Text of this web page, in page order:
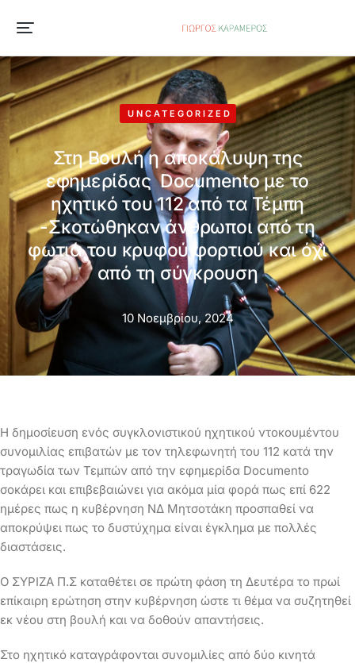
UNCATEGORIZED
Στη Βουλή η αποκάλυψη της
εφημερίδας Documento με το
ηχητικό του 112 από τα Τέμπη
-Σκοτώθηκαν άνθρωποι από τη
φωτιά του κρυφού φορτιού και όχι
από τη σύγκρουση
10 Νοεμβρίου, 2024
Η δημοσίευση ενός συγκλονιστικού ηχητικού ντοκουμέντου
συνομιλίας επιβατών με τον τηλεφωνητή του 112 κατά την
τραγωδία των Τεμπών από την εφημερίδα Documento
σοκάρει και επιβεβαιώνει για ακόμα μία φορά πως επί 622
ημέρες πως η κυβέρνηση ΝΔ Μητσοτάκη προσπαθεί να
αποκρύψει πως το δυστύχημα είναι έγκλημα με πολλές
διαστάσεις.
Ο ΣΥΡΙΖΑ Π.Σ καταθέτει σε πρώτη φάση τη Δευτέρα το πρωί
επίκαιρη ερώτηση στην κυβέρνηση ώστε τι θέμα να συζητηθεί
εκ νέου στη βουλή και να δοθούν απαντήσεις.
Στο ηχητικό καταγράφονται συνομιλίες από δύο κινητά